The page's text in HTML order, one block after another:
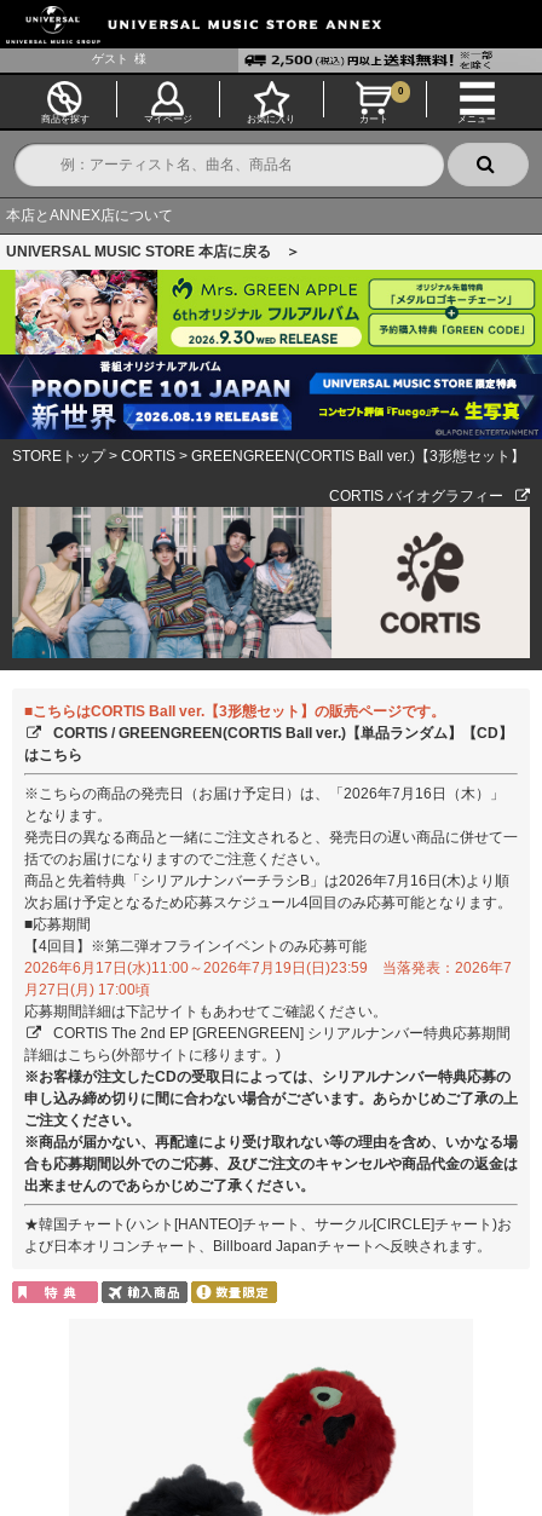
ゲスト 様
商品を探す マイページ お気に入り カート
0
メニュー
本店とANNEX店について
UNIVERSAL MUSIC STORE 本店に戻る ＞
STOREトップ> CORTIS > GREENGREEN(CORTIS Ball ver.)【3形態セット】
CORTIS バイオグラフィー
■こちらはCORTIS Ball ver.【3形態セット】の販売ページです。
CORTIS / GREENGREEN(CORTIS Ball ver.)【単品ランダム】【CD】
はこちら
※こちらの商品の発売日（お届け予定日）は、「2026年7月16日（木）」
となります。
発売日の異なる商品と一緒にご注文されると、発売日の遅い商品に併せて一
括でのお届けになりますのでご注意ください。
商品と先着特典「シリアルナンバーチラシB」は2026年7月16日(木)より順
次お届け予定となるため応募スケジュール4回目のみ応募可能となります。
■応募期間
【4回目】※第二弾オフラインイベントのみ応募可能
2026年6月17日(水)11:00～2026年7月19日(日)23:59 当落発表：2026年7
月27日(月) 17:00頃
応募期間詳細は下記サイトもあわせてご確認ください。
CORTIS The 2nd EP [GREENGREEN] シリアルナンバー特典応募期間
詳細はこちら(外部サイトに移ります。)
※お客様が注文したCDの受取日によっては、シリアルナンバー特典応募の
申し込み締め切りに間に合わない場合がございます。あらかじめご了承の上
ご注文ください。
※商品が届かない、再配達により受け取れない等の理由を含め、いかなる場
合も応募期間以外でのご応募、及びご注文のキャンセルや商品代金の返金は
出来ませんのであらかじめご了承ください。
★韓国チャート(ハント[HANTEO]チャート、サークル[CIRCLE]チャート)お
よび日本オリコンチャート、Billboard Japanチャートへ反映されます。